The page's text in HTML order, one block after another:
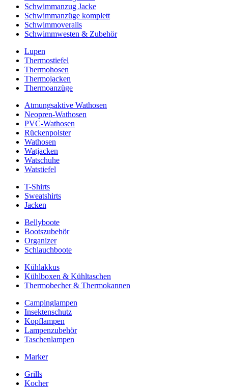
Schwimmanzug Jacke
Schwimmanzüge komplett
Schwimmoveralls
Schwimmwesten & Zubehör
Lupen
Thermostiefel
Thermohosen
Thermojacken
Thermoanzüge
Atmungsaktive Wathosen
Neopren-Wathosen
PVC-Wathosen
Rückenpolster
Wathosen
Watjacken
Watschuhe
Watstiefel
T-Shirts
Sweatshirts
Jacken
Bellyboote
Bootszubehör
Organizer
Schlauchboote
Kühlakkus
Kühlboxen & Kühltaschen
Thermobecher & Thermokannen
Campinglampen
Insektenschutz
Kopflampen
Lampenzubehör
Taschenlampen
Marker
Grills
Kocher